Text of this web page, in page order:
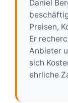
Daniel
Preisen,
Er
Anbieter
sich
ehrliche